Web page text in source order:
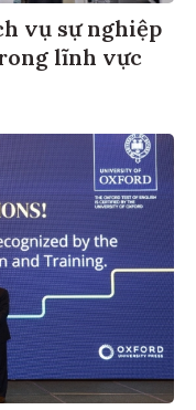
vụ sự nghiệp
lĩnh vực